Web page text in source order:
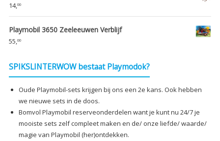
14,00
Playmobil 3650 Zeeleeuwen Verblijf
55,00
SPIKSLINTERWOW bestaat Playmodok?
Oude Playmobil-sets krijgen bij ons een 2e kans. Ook hebben
we nieuwe sets in de doos.
Bomvol Playmobil reserveonderdelen want je kunt nu 24/7 je
mooiste sets zelf compleet maken en de/ onze liefde/ waarde/
magie van Playmobil (her)ontdekken.